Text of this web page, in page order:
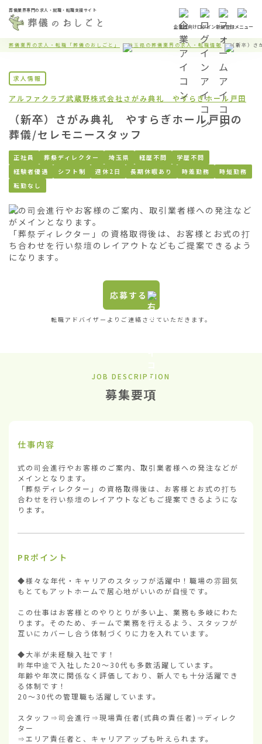
葬儀業界専門の求人・就職・転職支援サイト
企業様向けログイン新規登録メニュー
葬儀業界の求人・転職「葬儀のおしごと」 埼玉県の葬儀業界の求人・転職情報 （新卒）さ
求人情報
アルファクラブ武蔵野株式会社さがみ典礼 やすらぎホール戸田
（新卒）さがみ典礼 やすらぎホール戸田の
葬儀/セレモニースタッフ
正社員 葬祭ディレクター 埼玉県 経歴不問
学歴不問
経験者優遇
シフト制 週休2日 長期休暇あり 時差勤務
時短勤務
転勤なし
式の司会進行やお客様のご案内、取引業者様への発注など
がメインとなります。
「葬祭ディレクター」の資格取得後は、お客様とお式の打
ち合わせを行い祭壇のレイアウトなどもご提案できるよう
になります。
応募する
転職アドバイザーよりご連絡させていただきます。
JOB DESCRIPTION
募集要項
仕事内容
式の司会進行やお客様のご案内、取引業者様への発注などが
メインとなります。
「葬祭ディレクター」の資格取得後は、お客様とお式の打ち
合わせを行い祭壇のレイアウトなどもご提案できるようにな
ります。
PRポイント
◆様々な年代・キャリアのスタッフが活躍中！職場の雰囲気
もとてもアットホームで居心地がいいのが自慢です。
この仕事はお客様とのやりとりが多い上、業務も多岐にわた
ります。そのため、チームで業務を行えるよう、スタッフが
互いにカバーし合う体制づくりに力を入れています。
◆大半が未経験入社です！
昨年中途で入社した20～30代も多数活躍しています。
年齢や年次に関係なく評価しており、新人でも十分活躍でき
る体制です！
20～30代の管理職も活躍しています。
スタッフ⇒司会進行⇒現場責任者(式典の責任者)⇒ディレク
ター
⇒エリア責任者と、キャリアアップも叶えられます。